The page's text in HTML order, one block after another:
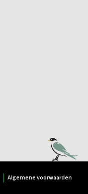
Algemene voorwaarden